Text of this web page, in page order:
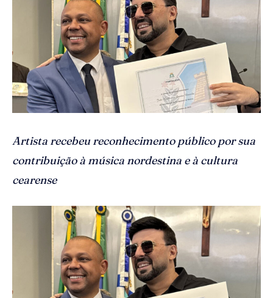
Artista recebeu reconhecimento público por sua
contribuição à música nordestina e à cultura
cearense